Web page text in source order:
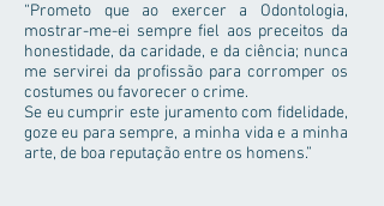
“Prometo que ao exercer a Odontologia,
mostrar-me-ei sempre fiel aos preceitos da
honestidade, da caridade, e da ciência; nunca
me servirei da profissão para corromper os
costumes ou favorecer o crime.
Se eu cumprir este juramento com fidelidade,
goze eu para sempre, a minha vida e a minha
arte, de boa reputação entre os homens.”